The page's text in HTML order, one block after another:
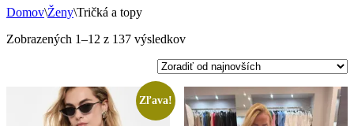
Domov\Ženy\Tričká a topy
Zobrazených 1–12 z 137 výsledkovZoradené
najnovších
Zľava!